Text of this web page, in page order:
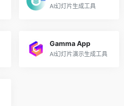
AI幻灯片生成工具
Gamma App
AI幻灯片演示生成工具